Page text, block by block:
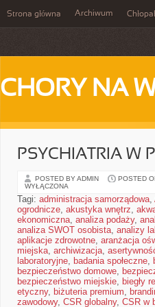
Strona główna Archiwum
CHORY NA
PSYCHIATRIA W
POSTED BY ADMIN POSTED
WYŁĄCZONA
Tagi: administracja samorządowa,
ogrodnicze, akustyka wnętrz,
ekonomiczna, analiza podaży,
analiza SWOT osobista, analizy
aplikacje zdrowotne, aranżacja
miejska, archiwizacja,
laboratoryjne, badania społeczne,
bezpieczeństwo domowe,
bezpieczeństwo miejskie, biegły
etyczny, biżuteria premium,
zawodowy, CSR globalny, CSR w